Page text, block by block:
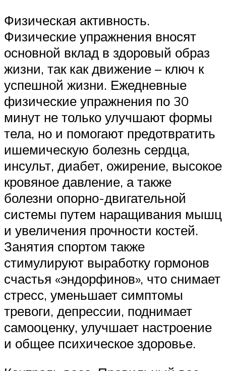
Физическая активность.
Физические упражнения вносят
основной вклад в здоровый образ
жизни, так как движение – ключ к
успешной жизни. Ежедневные
физические упражнения по 30
минут не только улучшают формы
тела, но и помогают предотвратить
ишемическую болезнь сердца,
инсульт, диабет, ожирение, высокое
кровяное давление, а также
болезни опорно-двигательной
системы путем наращивания мышц
и увеличения прочности костей.
Занятия спортом также
стимулируют выработку гормонов
счастья «эндорфинов», что снимает
стресс, уменьшает симптомы
тревоги, депрессии, поднимает
самооценку, улучшает настроение
и общее психическое здоровье.